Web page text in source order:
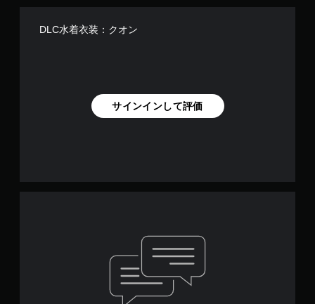
DLC水着衣装：クオン
サインインして評価